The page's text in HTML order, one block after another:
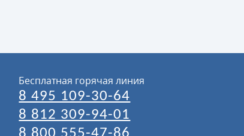
Бесплатная горячая линия
8 495 109-30-64
8 812 309-94-01